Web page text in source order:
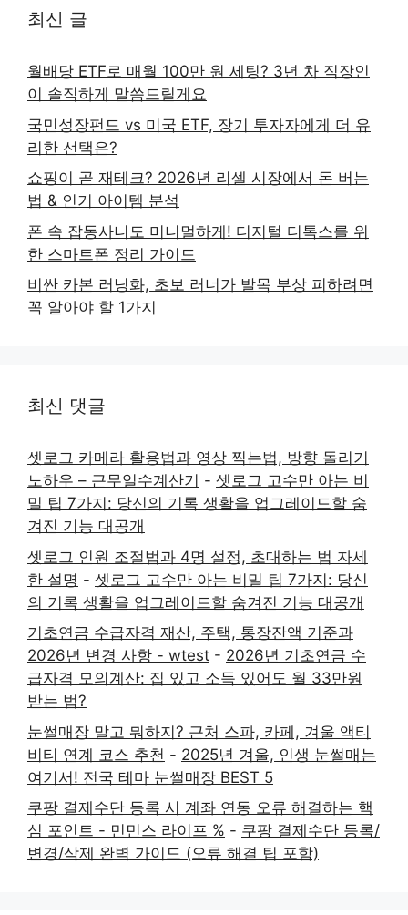
최신 글
월배당 ETF로 매월 100만 원 세팅? 3년 차 직장인
이 솔직하게 말씀드릴게요
국민성장펀드 vs 미국 ETF, 장기 투자자에게 더 유
리한 선택은?
쇼핑이 곧 재테크? 2026년 리셀 시장에서 돈 버는
법 & 인기 아이템 분석
폰 속 잡동사니도 미니멀하게! 디지털 디톡스를 위
한 스마트폰 정리 가이드
비싼 카본 러닝화, 초보 러너가 발목 부상 피하려면
꼭 알아야 할 1가지
최신 댓글
셋로그 카메라 활용법과 영상 찍는법, 방향 돌리기
노하우 – 근무일수계산기 - 셋로그 고수만 아는 비
밀 팁 7가지: 당신의 기록 생활을 업그레이드할 숨
겨진 기능 대공개
셋로그 인원 조절법과 4명 설정, 초대하는 법 자세
한 설명 - 셋로그 고수만 아는 비밀 팁 7가지: 당신
의 기록 생활을 업그레이드할 숨겨진 기능 대공개
기초연금 수급자격 재산, 주택, 통장잔액 기준과
2026년 변경 사항 - wtest - 2026년 기초연금 수
급자격 모의계산: 집 있고 소득 있어도 월 33만원
받는 법?
눈썰매장 말고 뭐하지? 근처 스파, 카페, 겨울 액티
비티 연계 코스 추천 - 2025년 겨울, 인생 눈썰매는
여기서! 전국 테마 눈썰매장 BEST 5
쿠팡 결제수단 등록 시 계좌 연동 오류 해결하는 핵
심 포인트 - 민민스 라이프 % - 쿠팡 결제수단 등록/
변경/삭제 완벽 가이드 (오류 해결 팁 포함)